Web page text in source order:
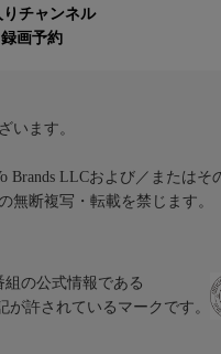
りチャンネル
画予約
います。
LLCおよび／または
無断複写・転載を禁じます。
組の公式情報である
が許されているマークです。